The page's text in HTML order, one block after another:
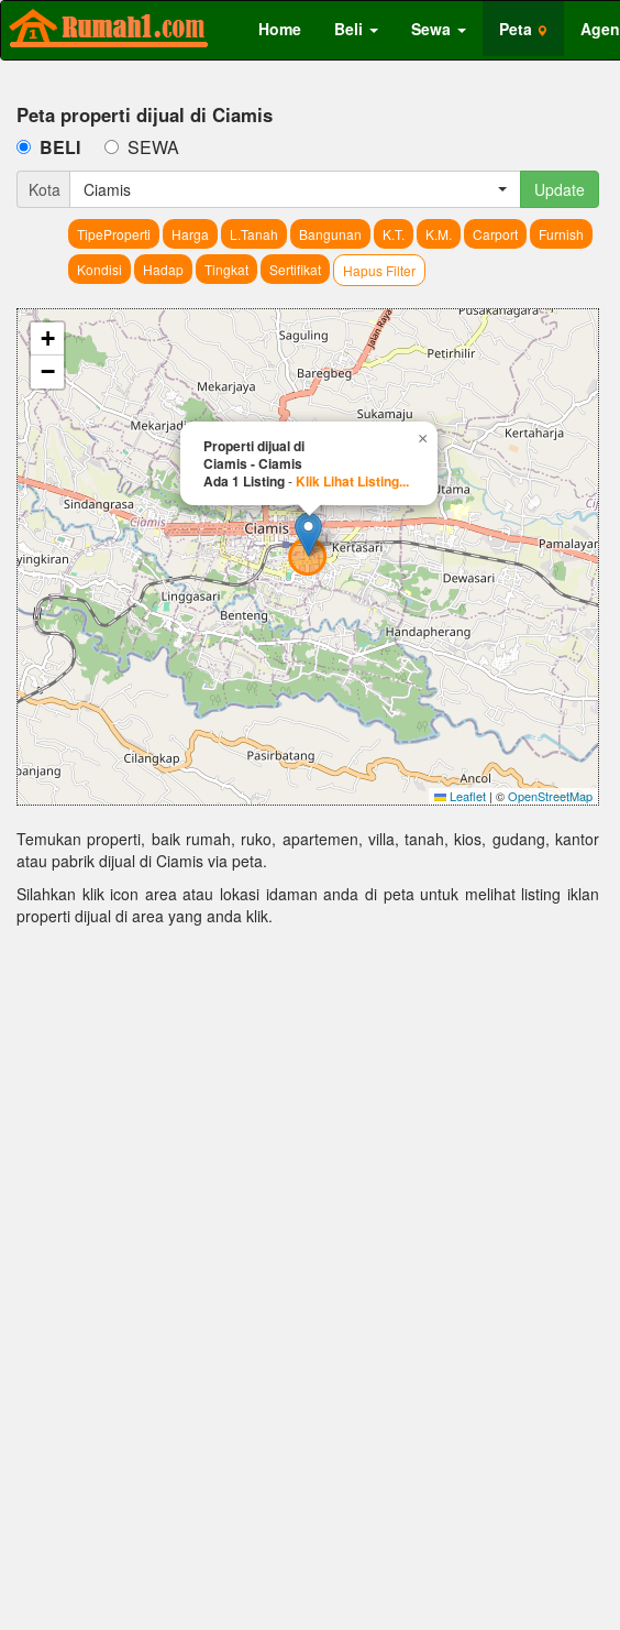
Home Beli Sewa Peta Agen
Peta properti dijual di Ciamis
BELI SEWA
Kota Ciamis Update
TipeProperti Harga L.Tanah Bangunan K.T. K.M. Carport
Furnish
Kondisi
Hadap Tingkat Sertifikat Hapus Filter
Properti dijual di
Ciamis - Ciamis
Ada 1 Listing-Klik Lihat Listing...
×
+
−
Leaflet | ©OpenStreetMap
Temukan properti, baik rumah, ruko, apartemen, villa, tanah, kios, gudang, kantor
atau pabrik dijual di Ciamis via peta.
Silahkan klik icon area atau lokasi idaman anda di peta untuk melihat listing iklan
properti dijual di area yang anda klik.